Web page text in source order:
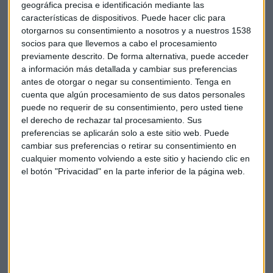
geográfica precisa e identificación mediante las
características de dispositivos. Puede hacer clic para
otorgarnos su consentimiento a nosotros y a nuestros 1538
socios para que llevemos a cabo el procesamiento
previamente descrito. De forma alternativa, puede acceder
a información más detallada y cambiar sus preferencias
antes de otorgar o negar su consentimiento. Tenga en
cuenta que algún procesamiento de sus datos personales
puede no requerir de su consentimiento, pero usted tiene
el derecho de rechazar tal procesamiento. Sus
preferencias se aplicarán solo a este sitio web. Puede
cambiar sus preferencias o retirar su consentimiento en
cualquier momento volviendo a este sitio y haciendo clic en
el botón "Privacidad" en la parte inferior de la página web.
Barnuevo:
Las consecuencias del efecto NACHO
Los analistas de State Street Global Advisors creen que el
fenómeno TACO y NACHO se están produciendo de forma
paralela. Porque no nos olvidemos de que elSP500 sigue
en máximos. Un optimismo que los analistas también ven
respaldado por la temporada de resultados empresariales y
que ha llevado al petróleo a mantenerse en el entorno de los
100 dólares y al rendimiento de losbonos americanos
niveles particularmenteelevados, según el analista de
Serenity Markets, Diego Puertas."Observamos que,